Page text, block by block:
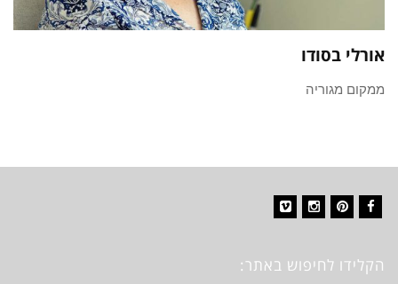
אורלי בסודו
ממקום מגוריה
הקלידו לחיפוש באתר: